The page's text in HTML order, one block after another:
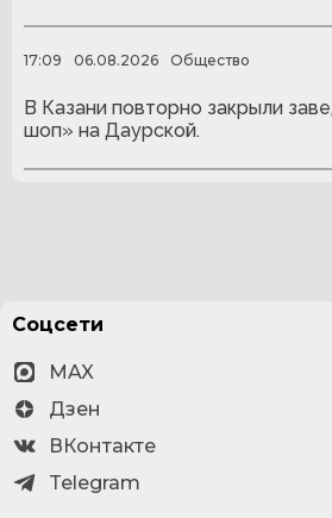
17:09 06.08.2026 Общество
В Казани повторно закрыли
шоп» на Даурской.
Соцсети
MAX
Дзен
ВКонтакте
Telegram